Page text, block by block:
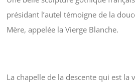
présidant l’autel témoigne de la
Mère, appelée la Vierge Blanche.
La chapelle de la descente qui est la